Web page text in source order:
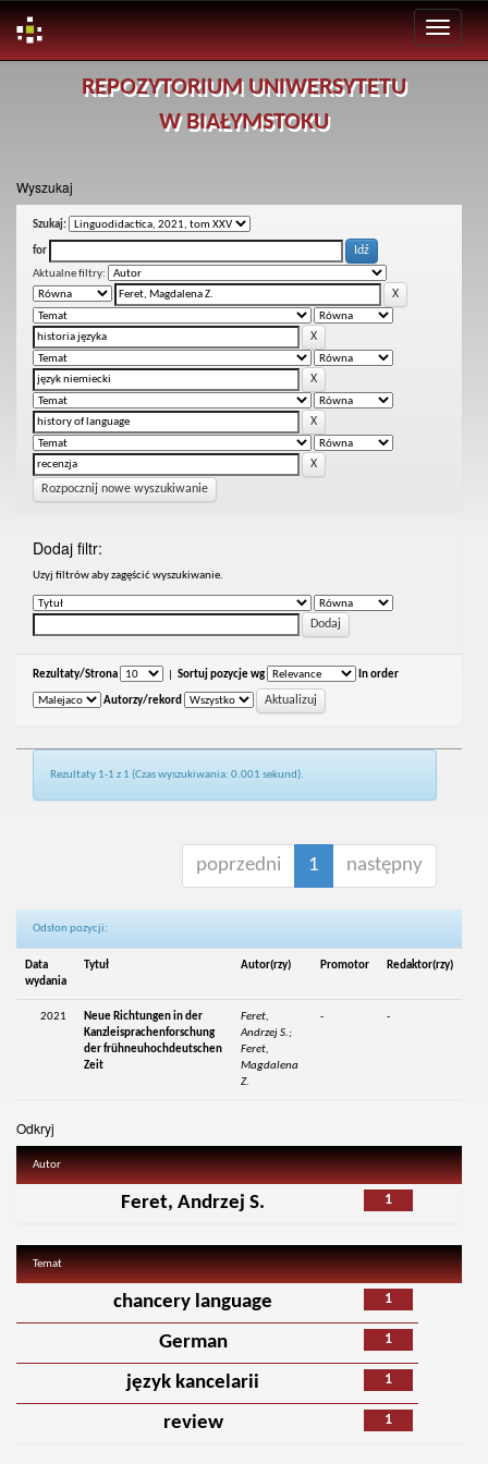
REPOZYTORIUM UNIWERSYTETU
W BIAŁYMSTOKU
Wyszukaj
Szukaj:
for
Aktualne filtry:
Rozpocznij nowe wyszukiwanie
Dodaj filtr:
Uzyj filtrów aby zagęścić wyszukiwanie.
Rezultaty/Strona Sortuj pozycje wg In order
Autorzy/rekord
Rezultaty 1-1 z 1 (Czas wyszukiwania: 0.001 sekund).
poprzedni 1 następny
Odsłon pozycji:
Data
wydania
Tytuł Autor(rzy) Promotor Redaktor(rzy)
2021
Neue Richtungen in der
Kanzleisprachenforschung
der frühneuhochdeutschen
Zeit
Feret,
Andrzej S.;
Feret,
Magdalena
Z.
- -
Odkryj
Autor
1
Feret, Andrzej S.
Temat
1
chancery language
1
German
1
język kancelarii
1
review